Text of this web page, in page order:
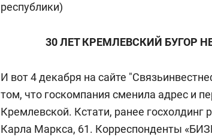
республики)
30 ЛЕТ КРЕМЛЕВСКИЙ БУГОР
И вот 4 декабря на сайте
том, что госкомпания сменила адрес и
Кремлевской. Кстати, ранее госхолдинг
Карла Маркса, 61. Корреспонденты